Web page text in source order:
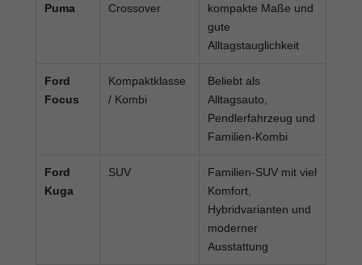
Puma
Crossover
kompakte Maße und
gute
Alltagstauglichkeit
Ford
Focus
Kompaktklasse
/ Kombi
Beliebt als
Alltagsauto,
Pendlerfahrzeug und
Familien-Kombi
Ford
Kuga
SUV
Familien-SUV mit viel
Komfort,
Hybridvarianten und
moderner
Ausstattung